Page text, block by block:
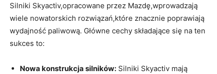
Silniki Skyactiv,opracowane przez Mazdę,wprowadzają⁤
wiele nowatorskich rozwiązań,które znacznie poprawiają
wydajność paliwową. ‍Główne cechy​ składające się na ten⁤
sukces to:
Nowa konstrukcja silników: Silniki ⁤Skyactiv mają